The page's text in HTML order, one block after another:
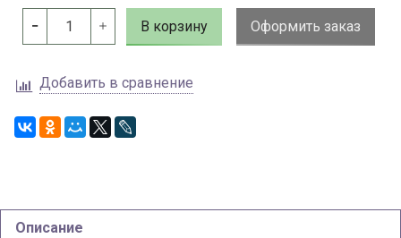
В корзину Оформить заказ
Добавить в сравнение
Описание